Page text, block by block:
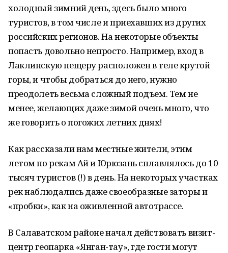
холодный зимний день, здесь было много
туристов, в том числе и приехавших из других
российских регионов. На некоторые объекты
попасть довольно непросто. Например, вход в
Лаклинскую пещеру расположен в теле крутой
горы, и чтобы добраться до него, нужно
преодолеть весьма сложный подъем. Тем не
менее, желающих даже зимой очень много, что
же говорить о погожих летних днях!
Как рассказали нам местные жители, этим
летом по рекам Ай и Юрюзань сплавлялось до 10
тысяч туристов (!) в день. На некоторых участках
рек наблюдались даже своеобразные заторы и
«пробки», как на оживленной автотрассе.
В Салаватском районе начал действовать визит-
центр геопарка «Янган-тау», где гости могут